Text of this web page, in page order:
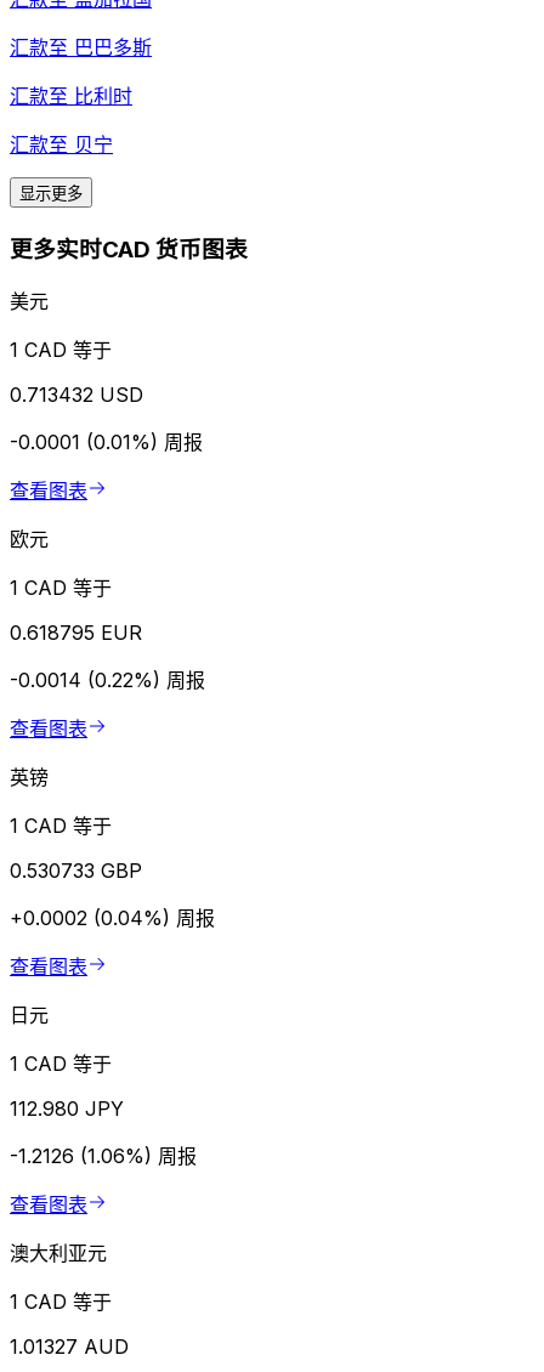
汇款至 巴巴多斯
汇款至 比利时
汇款至 贝宁
显示更多
更多实时CAD 货币图表
美元
1 CAD 等于
0.713432 USD
-0.0001 (0.01%) 周报
查看图表
欧元
1 CAD 等于
0.618795 EUR
-0.0014 (0.22%) 周报
查看图表
英镑
1 CAD 等于
0.530733 GBP
+0.0002 (0.04%) 周报
查看图表
日元
1 CAD 等于
112.980 JPY
-1.2126 (1.06%) 周报
查看图表
澳大利亚元
1 CAD 等于
1.01327 AUD